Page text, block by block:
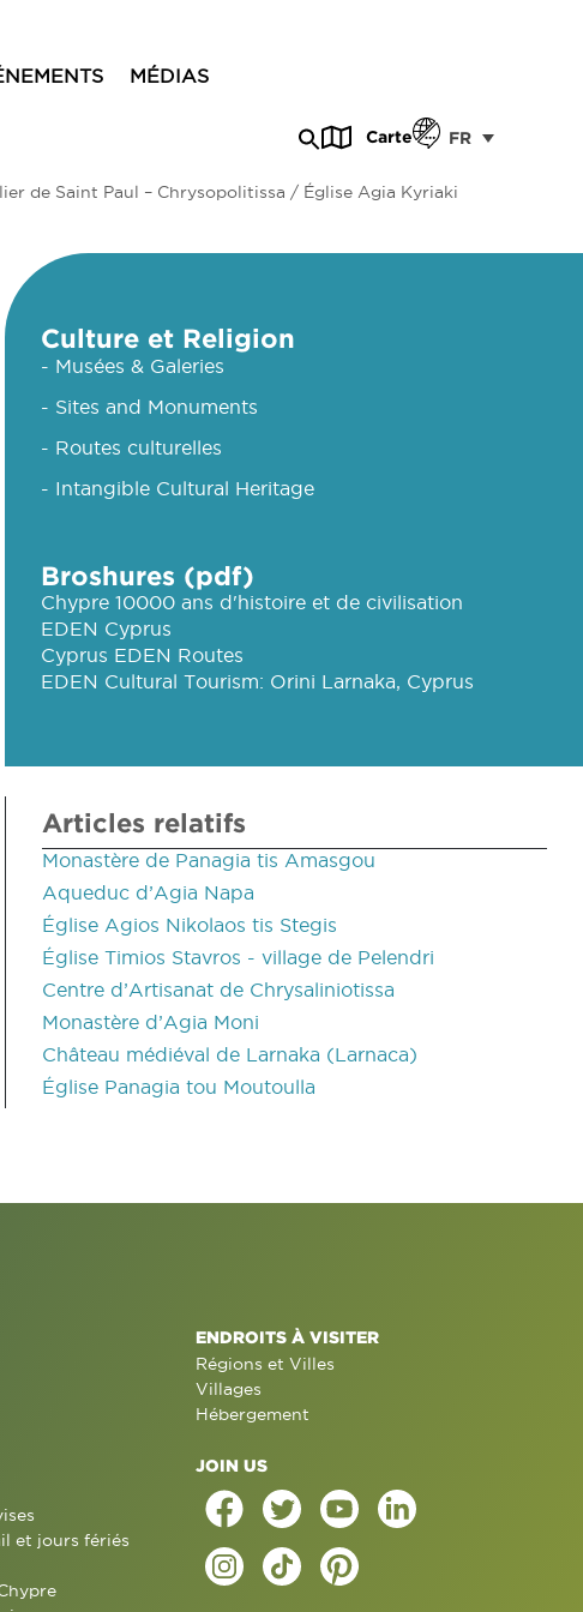
MÉDIAS
Carte FR
de Saint Paul – Chrysopolitissa / Église Agia Kyriaki
Culture et Religion
- Musées & Galeries
- Sites and Monuments
- Routes culturelles
- Intangible Cultural Heritage
Broshures (pdf)
Chypre 10000 ans d'histoire et de civilisation
EDEN Cyprus
Cyprus EDEN Routes
EDEN Cultural Tourism: Orini Larnaka, Cyprus
Articles relatifs
Monastère de Panagia tis Amasgou
Aqueduc d’Agia Napa
Église Agios Nikolaos tis Stegis
Église Timios Stavros - village de Pelendri
Centre d’Artisanat de Chrysaliniotissa
Monastère d’Agia Moni
Château médiéval de Larnaka (Larnaca)
Église Panagia tou Moutoulla
et jours fériés
ENDROITS À VISITER
Régions et Villes
Villages
Hébergement
JOIN US